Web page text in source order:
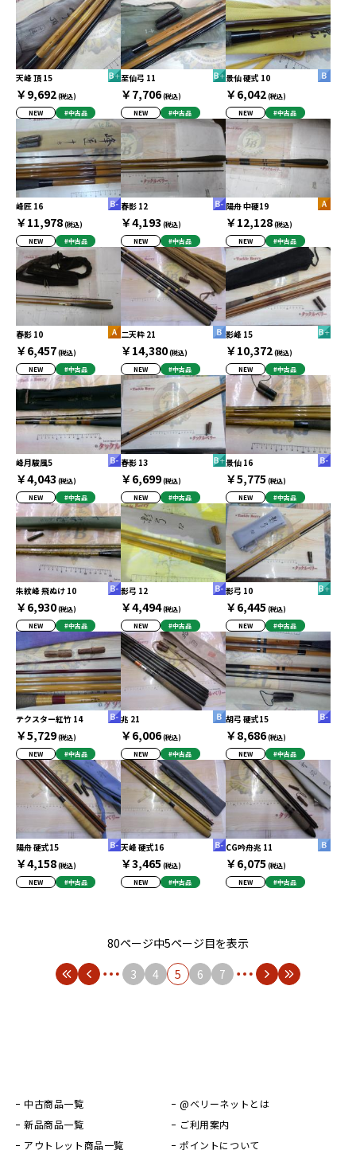
天峰 頂 15
￥9,692(税込)
NEW
#中古品
至仙弓 11
￥7,706(税込)
NEW
#中古品
景仙 硬式 10
￥6,042(税込)
NEW
#中古品
峰匠 16
￥11,978(税込)
NEW
#中古品
春影 12
￥4,193 (税込)
NEW
#中古品
陽舟 中硬19
￥12,128(税込)
NEW
#中古品
春影 10
￥6,457(税込)
NEW
#中古品
二天粋 21
￥14,380(税込)
NEW
#中古品
影峰 15
￥10,372(税込)
NEW
#中古品
峰月駿風5
￥4,043 (税込)
NEW
#中古品
春影 13
￥6,699(税込)
NEW
#中古品
景仙 16
￥5,775 (税込)
NEW
#中古品
朱紋峰 飛ぬけ 10
￥6,930(税込)
NEW
#中古品
影弓 12
￥4,494(税込)
NEW
#中古品
影弓 10
￥6,445 (税込)
NEW
#中古品
テクスター紅竹 14
￥5,729(税込)
NEW
#中古品
兆 21
￥6,006(税込)
NEW
#中古品
胡弓 硬式15
￥8,686(税込)
NEW
#中古品
陽舟 硬式15
￥4,158(税込)
NEW
#中古品
天峰 硬式16
￥3,465 (税込)
NEW
#中古品
CG吟舟兆 11
￥6,075 (税込)
NEW
#中古品
80ページ中5ページ目を表示
3
4 5 6 7
中古商品一覧
新品商品一覧
アウトレット商品一覧
@ベリーネットとは
ご利用案内
ポイントについて